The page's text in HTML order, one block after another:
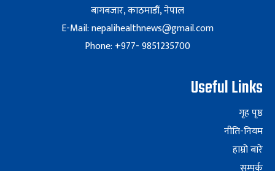
बागबजार, काठमाडौं, नेपाल
E-Mail: nepalihealthnews@gmail.com
Phone: +977- 9851235700
Useful Links
गृह पृष्ठ
नीति-नियम
हाम्रो बारे